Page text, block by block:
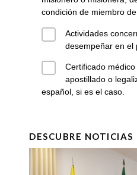
condición de miembro
Actividades
desempeñar en el
Certificado
apostillado o
español, si es el caso.
DESCUBRE NOTICIAS